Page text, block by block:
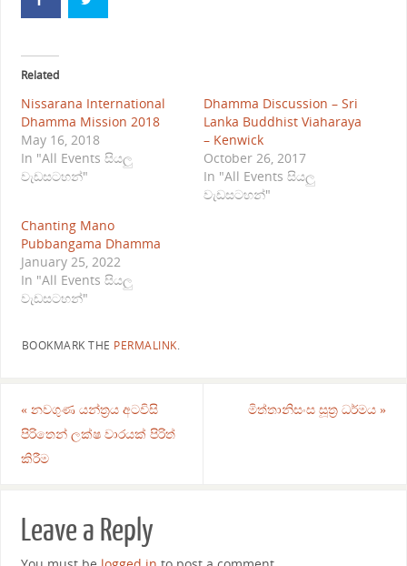
Related
Nissarana International
Dhamma Mission 2018
May 16, 2018
In "All Events සියලු
වැඩසටහන්"
Dhamma Discussion – Sri
Lanka Buddhist Viaharaya
– Kenwick
October 26, 2017
In "All Events සියලු
වැඩසටහන්"
Chanting Mano
Pubbangama Dhamma
January 25, 2022
In "All Events සියලු
වැඩසටහන්"
BOOKMARK THE PERMALINK.
«නවගුණ යන්ත්‍රය අටවිසි
පිරිතෙන් ලක්ෂ වාරයක් පිරිත්
කිරීම
මිත්තානිසංස සූත්‍ර ධර්මය»
Leave a Reply